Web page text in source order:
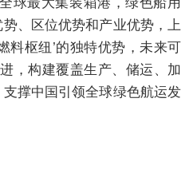
、区位优势和产业优势，上
料枢纽’的独特优势，未来可
，构建覆盖生产、储运、加
撑中国引领全球绿色航运发